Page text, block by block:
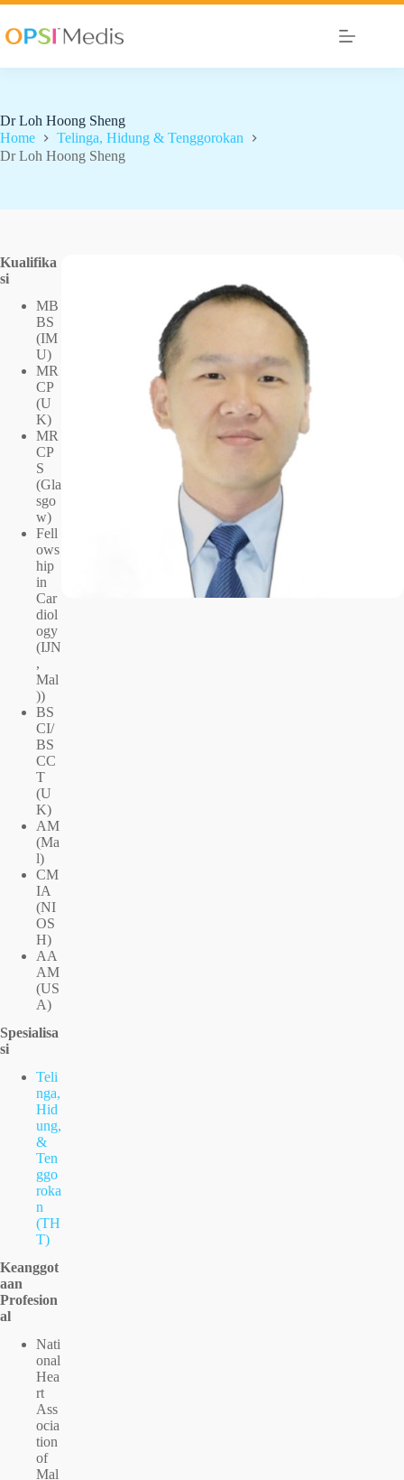
Dr Loh Hoong Sheng
Home
Telinga, Hidung & Tenggorokan
Dr Loh Hoong Sheng
Kualifika
si
MB
BS
(IM
U)
MR
CP
(U
K)
MR
CP
S
(Gla
sgo
w)
Fell
ows
hip
in
Car
diol
ogy
(IJN
,
Mal
))
BS
CI/
BS
CC
T
(U
K)
AM
(Ma
l)
CM
IA
(NI
OS
H)
AA
AM
(US
A)
Spesialisa
si
Teli
nga,
Hid
ung,
&
Ten
ggo
roka
n
(TH
T)
Keanggot
aan
Profesion
al
Nati
onal
Hea
rt
Ass
ocia
tion
of
Mal